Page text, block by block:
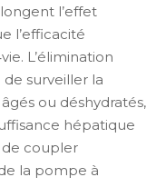
l’effet
l’efficacité
L’élimination
surveiller la
ou déshydratés,
hépatique
de coupler
la pompe à